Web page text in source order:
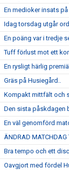
En medioker insats
Idag torsdag utgår
En poäng var i tredje
Tuff förlust mot ett
En rysligt härlig
Gräs på Husiegård..
Kompakt mittfält och
Den sista påskdagen
En väl genomförd
ÄNDRAD MATCHDAG
Bra tempo och ett
Oavgjort med fördel